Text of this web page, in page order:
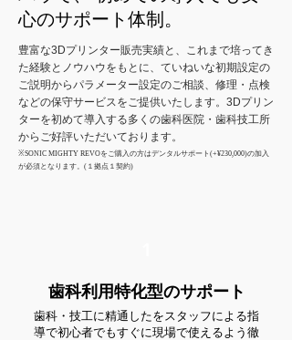
心のサポート体制。
豊富な3Dプリンター販売実績と、これまで培ってき
た経験とノウハウをもとに、ていねいな初期設定の
ご説明からパラメーター設定のご相談、修理・点検
などの保守サービスをご提供いたします。3Dプリン
ターを初めて導入する多くの歯科医院・歯科技工所
からご好評いただいております。​​
※SONIC MIGHTY REVOをご購入の方はデンタルサポート(+¥230,000)の加入
が必須となります。(１拠点１契約)
歯科利用特化型のサポート
歯科・技工に精通したをスタッフによる指
導で初心者でもすぐに現場で使えるよう徹